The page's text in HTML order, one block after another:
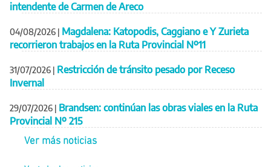
intendente de Carmen de Areco
04/08/2026 | Magdalena: Katopodis, Caggiano e Y Zurieta
recorrieron trabajos en la Ruta Provincial Nº11
31/07/2026 | Restricción de tránsito pesado por Receso
Invernal
29/07/2026 | Brandsen: continúan las obras viales en la Ruta
Provincial Nº 215
Ver más noticias